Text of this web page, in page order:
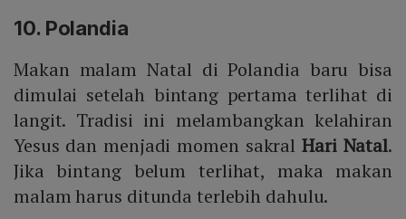
10. Polandia
Makan malam Natal di Polandia baru bisa
dimulai setelah bintang pertama terlihat di
langit. Tradisi ini melambangkan kelahiran
Yesus dan menjadi momen sakralHari Natal.
Jika bintang belum terlihat, maka makan
malam harus ditunda terlebih dahulu.